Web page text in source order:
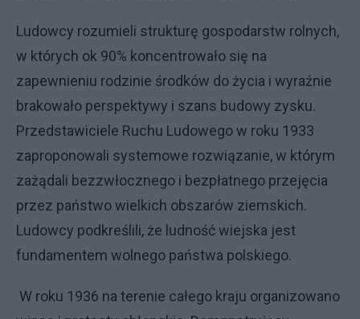
Ludowcy rozumieli strukturę gospodarstw rolnych,
w których ok 90% koncentrowało się na
zapewnieniu rodzinie środków do życia i wyraźnie
brakowało perspektywy i szans budowy zysku.
Przedstawiciele Ruchu Ludowego w roku 1933
zaproponowali systemowe rozwiązanie, w którym
zażądali bezzwłocznego i bezpłatnego przejęcia
przez państwo wielkich obszarów ziemskich.
Ludowcy podkreślili, że ludność wiejska jest
fundamentem wolnego państwa polskiego.
W roku 1936 na terenie całego kraju organizowano